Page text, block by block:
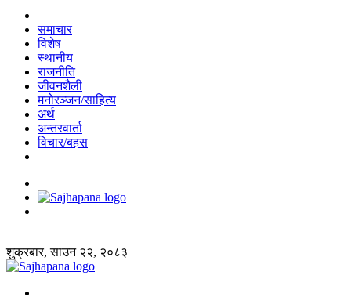
समाचार
विशेष
स्थानीय
राजनीति
जीवनशैली
मनोरञ्जन/साहित्य
अर्थ
अन्तरवार्ता
विचार/बहस
शुक्रबार, साउन २२, २०८३